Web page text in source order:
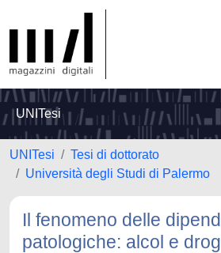
UNITesi
UNITesi
Tesi di dottorato
Università degli Studi di Palermo
Il fenomeno delle
patologiche: alcol e